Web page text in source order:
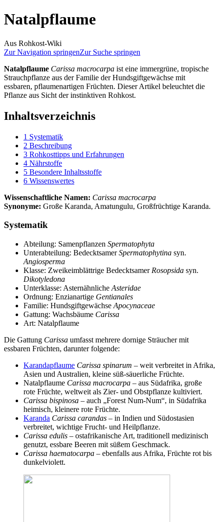
Natalpflaume
Aus Rohkost-Wiki
Zur Navigation springenZur Suche springen
Natalpflaume Carissa macrocarpa ist eine immergrüne, tropische
Strauchpflanze aus der Familie der Hundsgiftgewächse mit
essbaren, pflaumenartigen Früchten. Dieser Artikel beleuchtet die
Pflanze aus Sicht der instinktiven Rohkost.
Inhaltsverzeichnis
1 Systematik
2 Beschreibung
3 Rohkosttipps und Erfahrungen
4 Nährstoffe
5 Besondere Inhaltsstoffe
6 Wissenswertes
Wissenschaftliche Namen: Carissa macrocarpa
Synonyme: Große Karanda, Amatungulu, Großfrüchtige Karanda.
Systematik
Abteilung: Samenpflanzen Spermatophyta
Unterabteilung: BedecktsamerSpermatophytina syn.
Angiosperma
Klasse: Zweikeimblättrige Bedecktsamer Rosopsida syn.
Dikotyledona
Unterklasse: Asternähnliche Asteridae
Ordnung: Enzianartige Gentianales
Familie: Hundsgiftgewächse Apocynaceae
Gattung: Wachsbäume Carissa
Art: Natalpflaume
Die Gattung Carissa umfasst mehrere dornige Sträucher mit
essbaren Früchten, darunter folgende:
Karandapflaume Carissa spinarum – weit verbreitet in Afrika,
Asien und Australien, kleine süß-säuerliche Früchte.
Natalpflaume Carissa macrocarpa – aus Südafrika, große
rote Früchte, weltweit als Zier- und Obstpflanze kultiviert.
Carissa bispinosa – auch „Forest Num-Num“, in Südafrika
heimisch, kleinere rote Früchte.
Karanda Carissa carandas – in Indien und Südostasien
verbreitet, wichtige Frucht- und Heilpflanze.
Carissa edulis – ostafrikanische Art, traditionell medizinisch
genutzt, essbare Beeren mit süßem Geschmack.
Carissa haematocarpa – ebenfalls aus Afrika, Früchte rot bis
dunkelviolett.